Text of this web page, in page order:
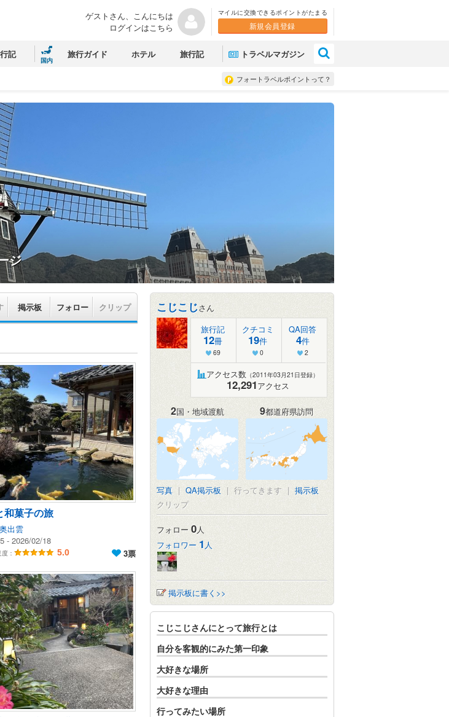
ゲストさん、こんにちは
ログインはこちら
マイルに交換できるポイントがたまる
新規会員登録
記
国内
旅行ガイド ホテル 旅行記 トラベルマガジン
フォートラベルポイントって？
ジ
掲示板 フォロー クリップ
和菓子の旅
奥出雲
- 2026/02/18
： 5.0 3票
こじこじさん
旅行記
12冊
69
クチコミ
19件
0
QA回答
4件
2
アクセス数 （2011年03月21日登録）
12,291アクセス
2国・地域渡航 9都道府県訪問
写真 | QA掲示板 | 行ってきます | 掲示板
クリップ
フォロー 0人
フォロワー 1 人
掲示板に書く>>
こじこじさんにとって旅行とは
自分を客観的にみた第一印象
大好きな場所
大好きな理由
行ってみたい場所